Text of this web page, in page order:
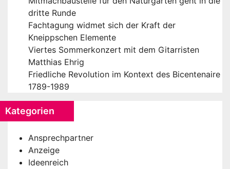
dritte Runde
Fachtagung widmet sich der Kraft der
Kneippschen Elemente
Viertes Sommerkonzert mit dem Gitarristen
Matthias Ehrig
Friedliche Revolution im Kontext des Bicentenaire
1789-1989
Kategorien
Ansprechpartner
Anzeige
Ideenreich